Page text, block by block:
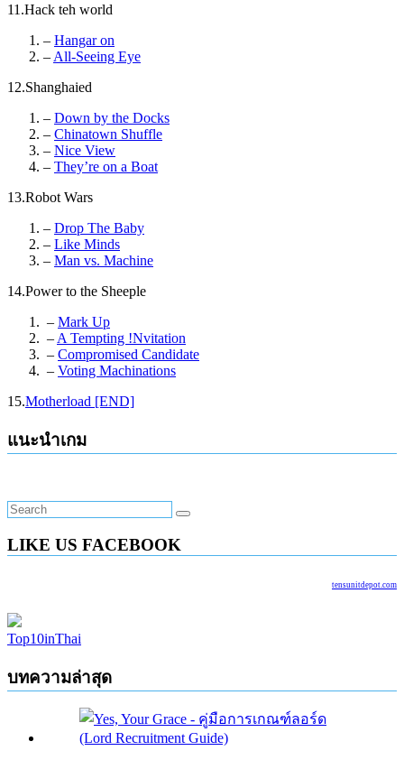
11.Hack teh world
– Hangar on
– All-Seeing Eye
12.Shanghaied
– Down by the Docks
– Chinatown Shuffle
– Nice View
– They’re on a Boat
13.Robot Wars
– Drop The Baby
– Like Minds
– Man vs. Machine
14.Power to the Sheeple
– Mark Up
– A Tempting !Nvitation
– Compromised Candidate
– Voting Machinations
15.Motherload [END]
แนะนำเกม
LIKE US FACEBOOK
tensunitdepot.com
Top10inThai
บทความล่าสุด